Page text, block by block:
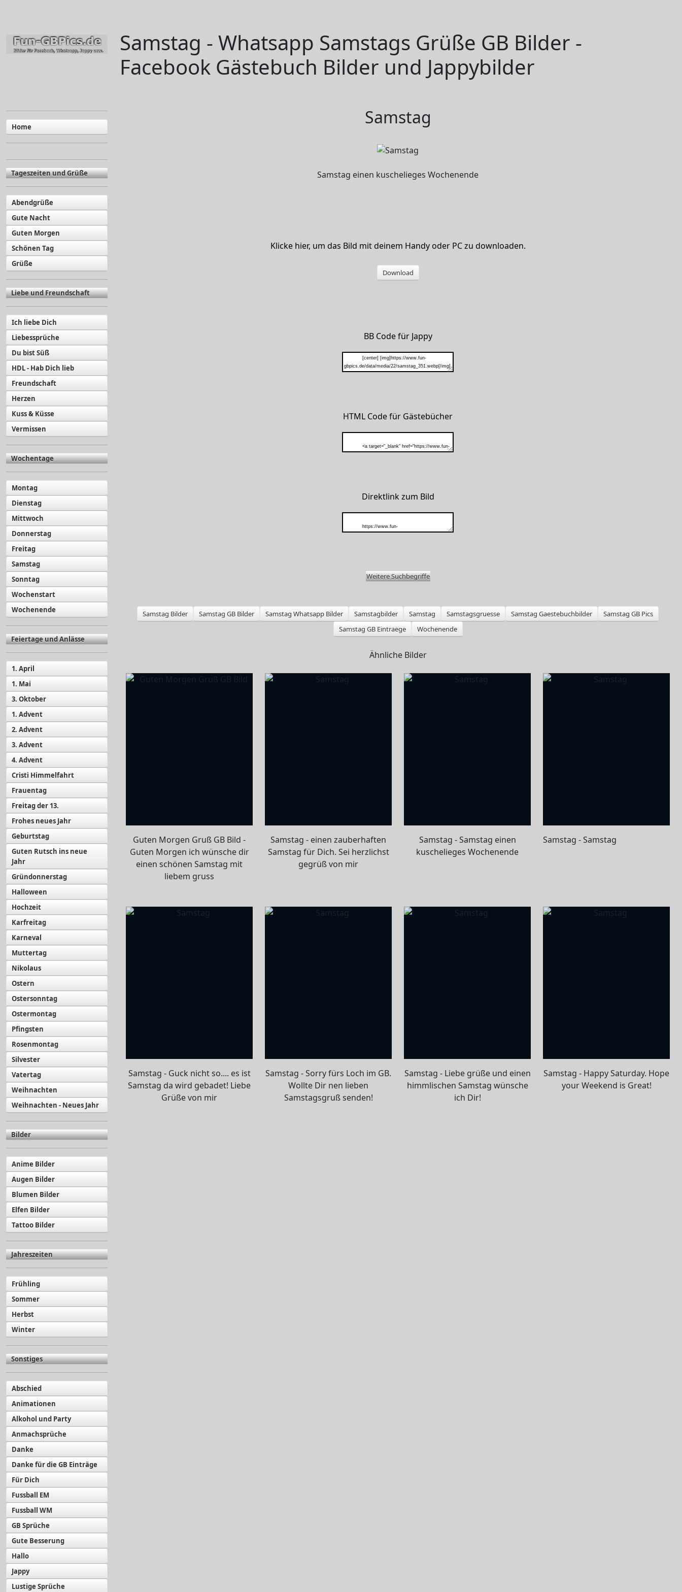
Home
Tageszeiten und Grüße
Abendgrüße
Gute Nacht
Guten Morgen
Schönen Tag
Grüße
Liebe und Freundschaft
Ich liebe Dich
Liebessprüche
Du bist Süß
HDL - Hab Dich lieb
Freundschaft
Herzen
Kuss & Küsse
Vermissen
Wochentage
Montag
Dienstag
Mittwoch
Donnerstag
Freitag
Samstag
Sonntag
Wochenstart
Wochenende
Feiertage und Anlässe
1. April
1. Mai
3. Oktober
1. Advent
2. Advent
3. Advent
4. Advent
Cristi Himmelfahrt
Frauentag
Freitag der 13.
Frohes neues Jahr
Geburtstag
Guten Rutsch ins neue
Jahr
Gründonnerstag
Halloween
Hochzeit
Karfreitag
Karneval
Muttertag
Nikolaus
Ostern
Ostersonntag
Ostermontag
Pfingsten
Rosenmontag
Silvester
Vatertag
Weihnachten
Weihnachten - Neues Jahr
Bilder
Anime Bilder
Augen Bilder
Blumen Bilder
Elfen Bilder
Tattoo Bilder
Jahreszeiten
Frühling
Sommer
Herbst
Winter
Sonstiges
Abschied
Animationen
Alkohol und Party
Anmachsprüche
Danke
Danke für die GB Einträge
Für Dich
Fussball EM
Fussball WM
GB Sprüche
Gute Besserung
Hallo
Jappy
Lustige Sprüche
Samstag - Whatsapp Samstags Grüße GB Bilder -
Facebook Gästebuch Bilder und Jappybilder
Samstag
Samstag einen kuschelieges Wochenende
Klicke hier, um das Bild mit deinem Handy oder PC zu downloaden.
Download
BB Code für Jappy
HTML Code für Gästebücher
Direktlink zum Bild
Weitere Suchbegriffe
Samstag Bilder Samstag GB Bilder Samstag Whatsapp Bilder Samstagbilder Samstag Samstagsgruesse Samstag Gaestebuchbilder
Samstag GB Pics
Samstag GB Eintraege
Wochenende
Ähnliche Bilder
Guten Morgen Gruß GB Bild -
Guten Morgen ich wünsche dir
einen schönen Samstag mit
liebem gruss
Samstag - einen zauberhaften
Samstag für Dich. Sei herzlichst
gegrüß von mir
Samstag - Samstag einen
kuschelieges Wochenende
Samstag - Samstag
Samstag - Guck nicht so.... es ist
Samstag da wird gebadet! Liebe
Grüße von mir
Samstag - Sorry fürs Loch im GB.
Wollte Dir nen lieben
Samstagsgruß senden!
Samstag - Liebe grüße und einen
himmlischen Samstag wünsche
ich Dir!
Samstag - Happy Saturday. Hope
your Weekend is Great!